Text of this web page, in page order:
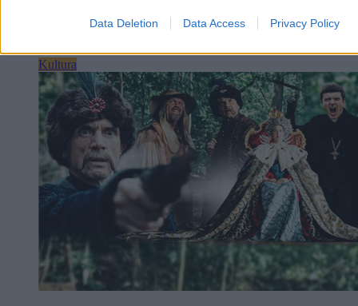
Data Deletion Data Access Privacy Policy
Kultura